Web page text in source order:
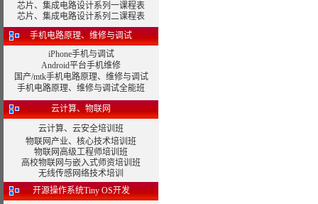
芯片、集成电路设计系列一课程表
芯片、集成电路设计系列二课程表
手机电路原理、维修与调试
iPhone手机与调试
Android平台手机维修
国产/mtk手机电路原理、维修与调试
手机电路原理、维修与调试全能班
云计算、物联网
云计算、云安全培训班
物联网产业、核心技术培训班
物联网高级工程师培训班
高校物联网与嵌入式师资培训班
无线传感网络技术培训
开源操作系统Tiny OS开发